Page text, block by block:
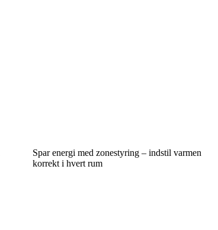
Spar energi med zonestyring – indstil varmen
korrekt i hvert rum